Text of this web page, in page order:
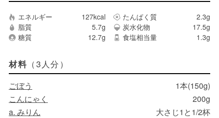
エネルギー 127kcal たんぱく質
2.3g
脂質
5.7g 炭水化物
17.5g
糖質
12.7g 食塩相当量 1.3g
材料 （3人分）
ごぼう
1本(150g)
こんにゃく
200g
a. みりん
大さじ1と1/2杯